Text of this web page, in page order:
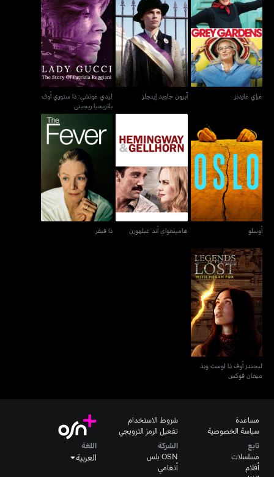
غراي غاردنز
غراي غاردنز
آيرون جاويد إينجلز
آيرون جاويد إينجلز
ليدي غوتشي: ذا ستوري
أوف باتريسيا ريجيني
ليدي غوتشي: ذا ستوري أوف
باتريسيا ريجيني
أوسلو
أوسلو
هامينغواي أند غيلهورن
هامينغواي أند غيلهورن
ذا فيفر
ذا فيفر
ليجندز أوف ذا لوست ويذ
ميغان فوكس
ليجندز أوف ذا لوست ويذ
ميغان فوكس
مساعدة
سياسة الخصوصية
شروط الاستخدام
تفعيل الرمز الترويجي
تابع
مسلسلات
أفلام
الشركة
OSN بلس
أنغامي
اللغة
العربية